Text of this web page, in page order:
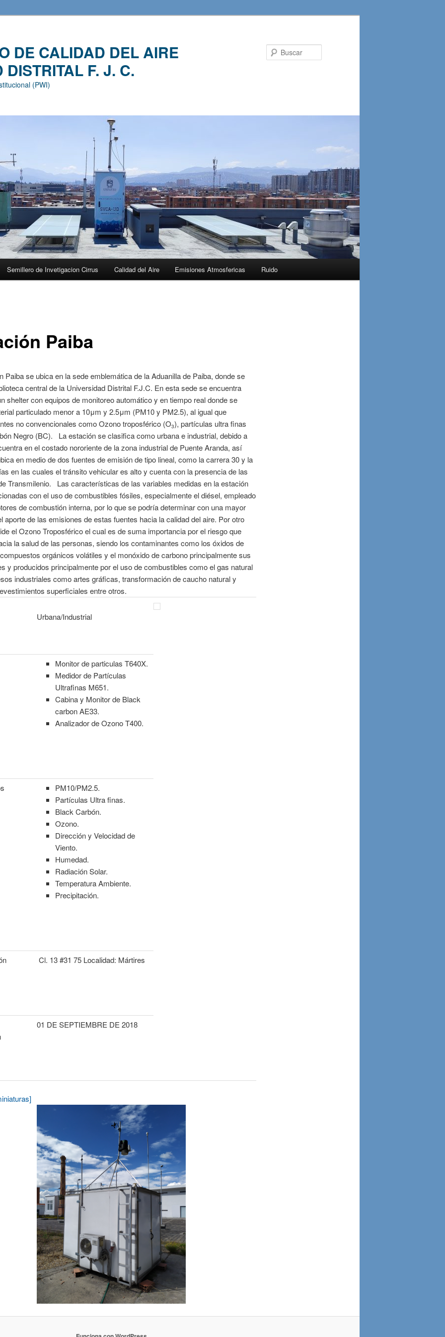
DE CALIDAD DEL AIRE
DISTRITAL F. J. C.
(PWI)
Semillero de Invetigacion Cirrus Calidad del Aire Emisiones Atmosfericas Ruido
Paiba
Paiba se ubica en la sede emblemática de la Aduanilla de Paiba, donde se
central de la Universidad Distrital F.J.C. En esta sede se encuentra
shelter con equipos de monitoreo automático y en tiempo real donde se
particulado menor a 10μm y 2.5μm (PM10 y PM2.5), al igual que
no convencionales como Ozono troposférico (O3), partículas ultra finas
Negro (BC). La estación se clasifica como urbana e industrial, debido a
en el costado nororiente de la zona industrial de Puente Aranda, así
en medio de dos fuentes de emisión de tipo lineal, como la carrera 30 y la
en las cuales el tránsito vehicular es alto y cuenta con la presencia de las
Transmilenio. Las características de las variables medidas en la estación
con el uso de combustibles fósiles, especialmente el diésel, empleado
de combustión interna, por lo que se podría determinar con una mayor
aporte de las emisiones de estas fuentes hacia la calidad del aire. Por otro
el Ozono Troposférico el cual es de suma importancia por el riesgo que
la salud de las personas, siendo los contaminantes como los óxidos de
orgánicos volátiles y el monóxido de carbono principalmente sus
y producidos principalmente por el uso de combustibles como el gas natural
industriales como artes gráficas, transformación de caucho natural y
superficiales entre otros.
Urbana/Industrial
Monitor de particulas T640X.
Medidor de Partículas
Ultrafinas M651.
Cabina y Monitor de Black
carbon AE33.
Analizador de OzonoT400.
PM10/PM2.5.
Partículas Ultra finas.
Black Carbón.
Ozono.
Dirección y Velocidad de
Viento.
Humedad.
Radiación Solar.
Temperatura Ambiente.
Precipitación.
Cl. 13 #31 75 Localidad: Mártires
01 DE SEPTIEMBRE DE 2018